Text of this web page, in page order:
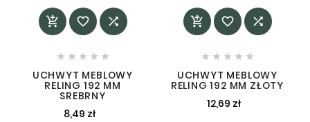
  
    
UCHWYT MEBLOWY
RELING 192 MM
SREBRNY
8,49 zł
  
    
UCHWYT MEBLOWY
RELING 192 MM ZŁOTY
12,69 zł